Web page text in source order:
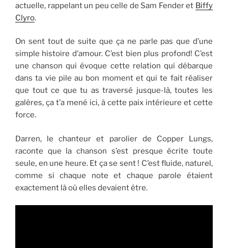
actuelle, rappelant un peu celle de Sam Fender et Biffy
Clyro.
On sent tout de suite que ça ne parle pas que d’une
simple histoire d’amour. C’est bien plus profond! C’est
une chanson qui évoque cette relation qui débarque
dans ta vie pile au bon moment et qui te fait réaliser
que tout ce que tu as traversé jusque-là, toutes les
galères, ça t’a mené ici, à cette paix intérieure et cette
force.
Darren, le chanteur et parolier de Copper Lungs,
raconte que la chanson s’est presque écrite toute
seule, en une heure. Et ça se sent ! C’est fluide, naturel,
comme si chaque note et chaque parole étaient
exactement là où elles devaient être.